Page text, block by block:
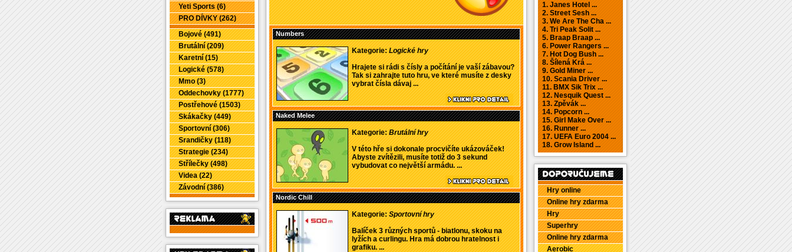
Yeti Sports (6)
PRO DÍVKY (262)
Bojové (491)
Brutální (209)
Karetní (15)
Logické (578)
Mmo (3)
Oddechovky (1777)
Postřehové (1503)
Skákačky (449)
Sportovní (306)
Srandičky (118)
Strategie (234)
Střílečky (498)
Videa (22)
Závodní (386)
Numbers
Kategorie:Logické hry
Hrajete si rádi s čísly a počítání je vaší zábavou?
Tak si zahrajte tuto hru, ve které musíte z desky
vybrat čísla dávaj ...
Naked Melee
Kategorie:Brutální hry
V této hře si dokonale procvičíte ukázováček!
Abyste zvítězili, musíte totiž do 3 sekund
vybudovat co největší armádu. ...
Nordic Chill
Kategorie:Sportovní hry
Balíček 3 různých sportů - biatlonu, skoku na
lyžích a curlingu. Hra má dobrou hratelnost i
grafiku. ...
1. Janes Hotel ...
2. Street Sesh ...
3. We Are The Cha ...
4. Tri Peak Solit ...
5. Braap Braap ...
6. Power Rangers ...
7. Hot Dog Bush ...
8. Šílená Krá ...
9. Gold Miner ...
10. Scania Driver ...
11. BMX Sik Trix ...
12. Nesquik Quest ...
13. Zpěvák ...
14. Popcorn ...
15. Girl Make Over ...
16. Runner ...
17. UEFA Euro 2004 ...
18. Grow Island ...
Hry online
Online hry zdarma
Hry
Superhry
Online hry zdarma
Aerobic